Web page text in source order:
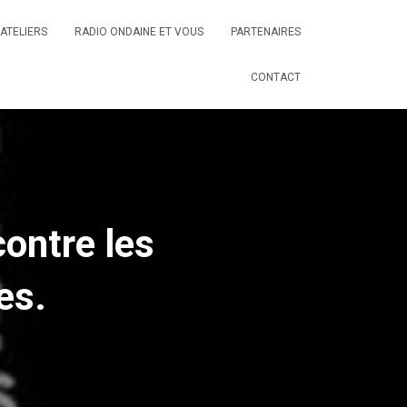
ATELIERS RADIO ONDAINE ET VOUS PARTENAIRES
CONTACT
les